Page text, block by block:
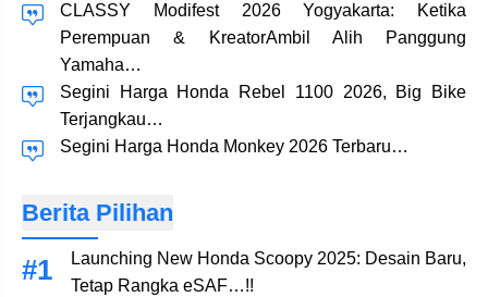
CLASSY Modifest 2026 Yogyakarta: Ketika
Perempuan & KreatorAmbil Alih Panggung
Yamaha…
Segini Harga Honda Rebel 1100 2026, Big Bike
Terjangkau…
Segini Harga Honda Monkey 2026 Terbaru…
Berita Pilihan
Launching New Honda Scoopy 2025: Desain Baru,
Tetap Rangka eSAF…!!